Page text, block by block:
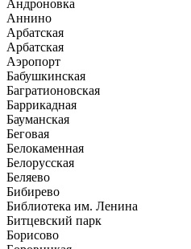
Андроновка
Аннино
Арбатская
Арбатская
Аэропорт
Бабушкинская
Багратионовская
Баррикадная
Бауманская
Беговая
Белокаменная
Белорусская
Беляево
Бибирево
Библиотека им. Ленина
Битцевский парк
Борисово